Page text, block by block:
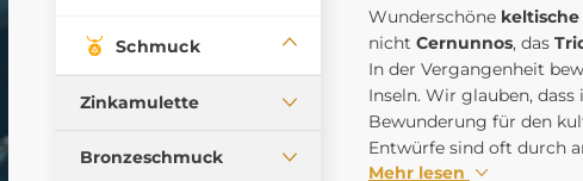
Schmuck
Zinkamulette
Alle Anhänger, unsere
Bronzeschmuck
Wunderschöne
nicht Cernunnos, das
In der Vergangenheit
Inseln. Wir glauben,
Bewunderung für den
Entwürfe sind oft durch
Mehr lesen